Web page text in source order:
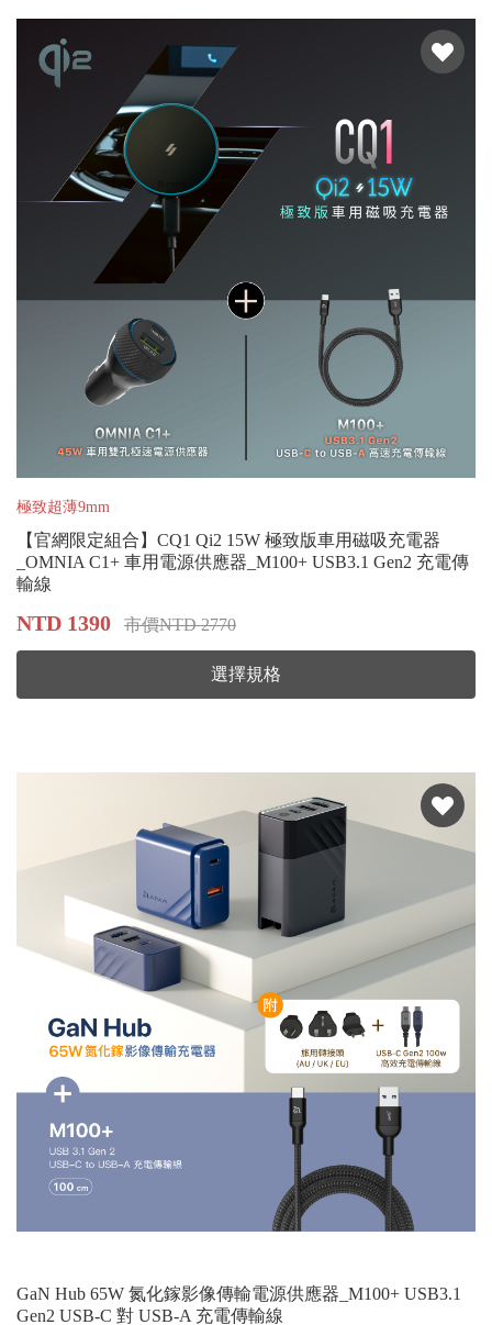
極致超薄9mm
【官網限定組合】CQ1 Qi2 15W 極致版車用磁吸充電器
_OMNIA C1+ 車用電源供應器_M100+ USB3.1 Gen2 充電傳
輸線
NTD 1390 市價NTD 2770
選擇規格
GaN Hub 65W 氮化鎵影像傳輸電源供應器_M100+ USB3.1
Gen2 USB-C 對 USB-A 充電傳輸線